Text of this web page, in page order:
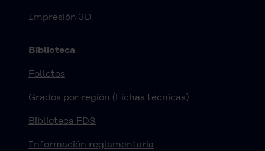
Impresión 3D
Biblioteca
Folletos
Grados por región (Fichas técnicas)
Biblioteca FDS
Información reglamentaria